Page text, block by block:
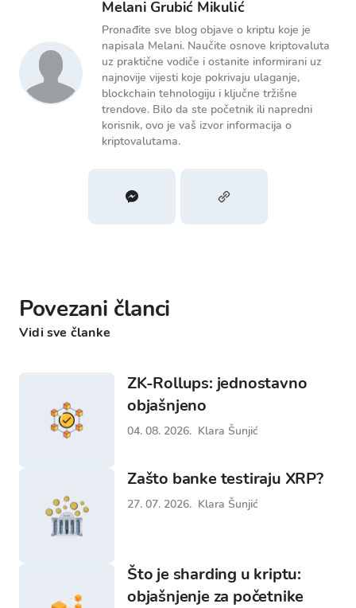
Melani Grubić Mikulić
Pronađite sve blog objave o kriptu koje je
napisala Melani. Naučite osnove kriptovaluta
uz praktične vodiče i ostanite informirani uz
najnovije vijesti koje pokrivaju ulaganje,
blockchain tehnologiju i ključne tržišne
trendove. Bilo da ste početnik ili napredni
korisnik, ovo je vaš izvor informacija o
kriptovalutama.
Povezani članci
Vidi sve članke
ZK-Rollups: jednostavno
objašnjeno
04. 08. 2026. Klara Šunjić
Zašto banke testiraju XRP?
27. 07. 2026. Klara Šunjić
Što je sharding u kriptu:
objašnjenje za početnike